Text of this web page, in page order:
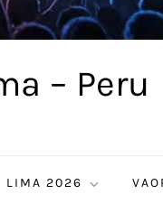
– Peru
LIMA 2026